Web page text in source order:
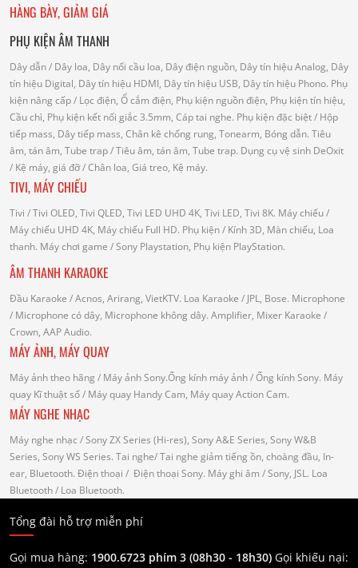
HÀNG BÀY, GIẢM GIÁ
PHỤ KIỆN ÂM THANH
Dây dẫn/ Dây loa, Dây nối cầu loa, Dây điện nguồn, Dây tín hiệu Analog, Dây
tín hiệu Digital, Dây tín hiệu HDMI, Dây tín hiệu USB, Dây tín hiệu Phono. Phụ
kiện nâng cấp/ Lọc điện, Ổ cắm điện, Phụ kiện nguồn điện, Phụ kiện tín hiệu,
Cầu chì, Phụ kiện kết nối giắc 3.5mm, Cáp tai nghe. Phụ kiện đặc biệt/ Hộp
tiếp mass, Dây tiếp mass, Chân kê chống rung, Tonearm, Bóng dẫn. Tiêu
âm, tán âm, Tube trap/ Tiêu âm, tán âm, Tube trap. Dụng cụ vệ sinh DeOxit
/ Kệ máy, giá đỡ/ Chân loa, Giá treo, Kệ máy.
TIVI, MÁY CHIẾU
Tivi / Tivi OLED, Tivi QLED, Tivi LED UHD 4K, Tivi LED, Tivi 8K. Máy chiếu/
Máy chiếu UHD 4K, Máy chiếu Full HD. Phụ kiện/ Kính 3D, Màn chiếu, Loa
thanh. Máy chơi game / Sony Playstation, Phụ kiện PlayStation.
ÂM THANH KARAOKE
Đầu Karaoke / Acnos, Arirang, VietKTV. Loa Karaoke / JPL, Bose. Microphone
/ Microphone có dây, Microphone không dây. Amplifier, Mixer Karaoke /
Crown, AAP Audio.
MÁY ẢNH, MÁY QUAY
Máy ảnh theo hãng / Máy ảnh Sony.Ống kính máy ảnh / Ống kính Sony. Máy
quay Kĩ thuật số/ Máy quay Handy Cam, Máy quay Action Cam.
MÁY NGHE NHẠC
Máy nghe nhạc / Sony ZX Series (Hi-res), Sony A&E Series, Sony W&B
Series, Sony WS Series. Tai nghe/ Tai nghe giảm tiếng ồn, choàng đầu, In-
ear, Bluetooth. Điện thoại / Điện thoại Sony. Máy ghi âm / Sony, JSL. Loa
Bluetooth/ Loa Bluetooth.
Tổng đài hỗ trợ miễn phí
Gọi mua hàng: 1900.6723 phím 3 (08h30 - 18h30) Gọi khiếu nại: